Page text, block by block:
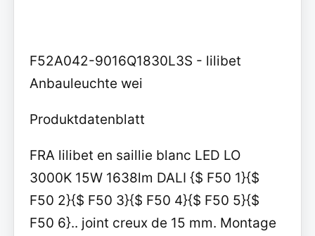
F52A042-9016Q1830L3S - lilibet
Anbauleuchte wei
Produktdatenblatt
FRA lilibet en saillie blanc LED LO
3000K 15W 1638lm DALI {$ F50 1}{$
F50 2}{$ F50 3}{$ F50 4}{$ F50 5}{$
F50 6}.. joint creux de 15 mm. Montage